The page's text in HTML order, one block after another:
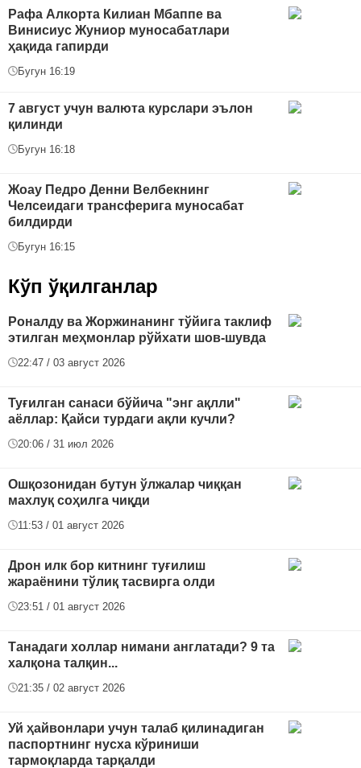
Рафа Алкорта Килиан Мбаппе ва
Винисиус Жуниор муносабатлари
ҳақида гапирди
Бугун 16:19
7 август учун валюта курслари эълон
қилинди
Бугун 16:18
Жоау Педро Денни Велбекнинг
Челсеидаги трансферига муносабат
билдирди
Бугун 16:15
Кўп ўқилганлар
Роналду ва Жоржинанинг тўйига таклиф
этилган меҳмонлар рўйхати шов-шувда
22:47 / 03 август 2026
Туғилган санаси бўйича "энг ақлли"
аёллар: Қайси турдаги ақли кучли?
20:06 / 31 июл 2026
Ошқозонидан бутун ўлжалар чиққан
махлуқ соҳилга чиқди
11:53 / 01 август 2026
Дрон илк бор китнинг туғилиш
жараёнини тўлиқ тасвирга олди
23:51 / 01 август 2026
Танадаги холлар нимани англатади? 9 та
халқона талқин...
21:35 / 02 август 2026
Уй ҳайвонлари учун талаб қилинадиган
паспортнинг нусха кўриниши
тармоқларда тарқалди